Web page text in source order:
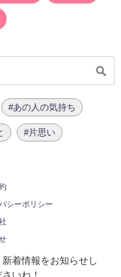
#あの人の気持ち
#片思い
シーポリシー
着情報をお知らせし
いね！